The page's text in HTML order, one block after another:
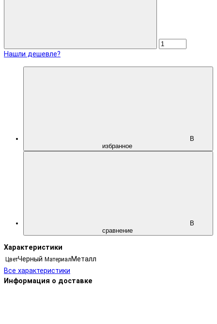
Нашли дешевле?
В
избранное
В
сравнение
Характеристики
ЦветЧерный Материал Металл
Все характеристики
Информация о доставке